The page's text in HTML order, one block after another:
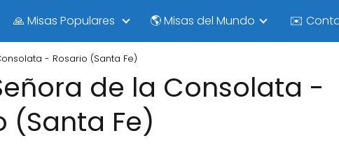
🙏 Misas Populares 🌎 Misas del Mundo ✉️
- Rosario (Santa Fe)
de la Consolata -
(Santa Fe)